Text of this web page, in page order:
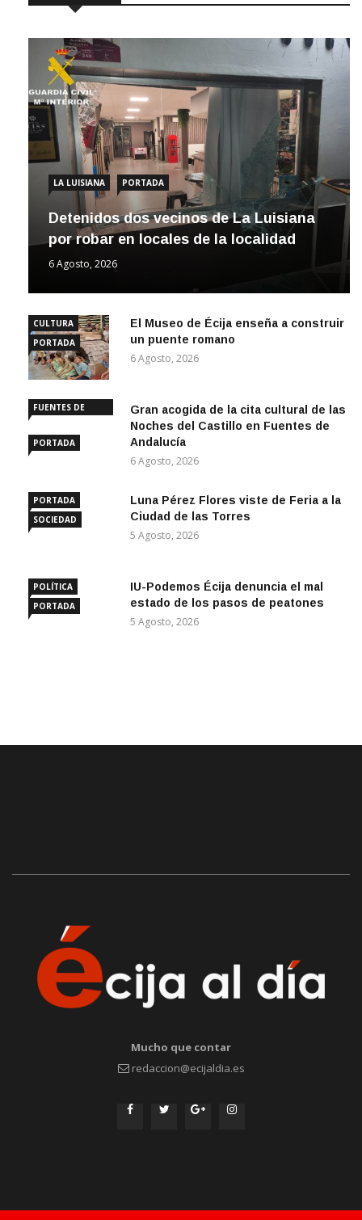
LA LUISIANA PORTADA
Detenidos dos vecinos de La Luisiana
por robar en locales de la localidad
6 Agosto, 2026
CULTURA
PORTADA
El Museo de Écija enseña a construir
un puente romano
6 Agosto, 2026
FUENTES DE
PORTADA
Gran acogida de la cita cultural de las
Noches del Castillo en Fuentes de
Andalucía
6 Agosto, 2026
PORTADA
SOCIEDAD
Luna Pérez Flores viste de Feria a la
Ciudad de las Torres
5 Agosto, 2026
POLÍTICA
PORTADA
IU-Podemos Écija denuncia el mal
estado de los pasos de peatones
5 Agosto, 2026
Mucho que contar
redaccion@ecijaldia.es